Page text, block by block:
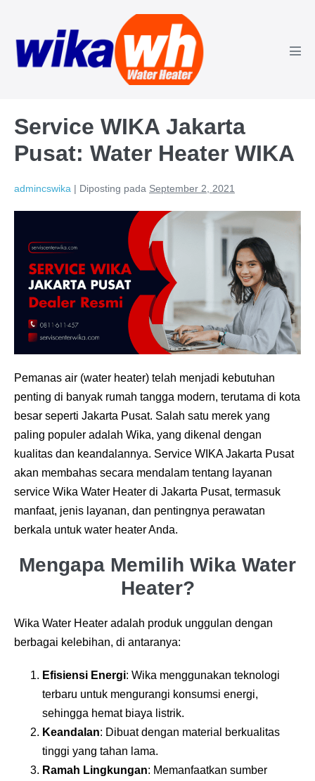
konten
Service WIKA Jakarta
Pusat: Water Heater WIKA
admincswika | Diposting pada September 2, 2021
Pemanas air (water heater) telah menjadi kebutuhan
penting di banyak rumah tangga modern, terutama di kota
besar seperti Jakarta Pusat. Salah satu merek yang
paling populer adalah Wika, yang dikenal dengan
kualitas dan keandalannya. Service WIKA Jakarta Pusat
akan membahas secara mendalam tentang layanan
service Wika Water Heater di Jakarta Pusat, termasuk
manfaat, jenis layanan, dan pentingnya perawatan
berkala untuk water heater Anda.
Mengapa Memilih Wika Water
Heater?
Wika Water Heater adalah produk unggulan dengan
berbagai kelebihan, di antaranya:
Efisiensi Energi: Wika menggunakan teknologi
terbaru untuk mengurangi konsumsi energi,
sehingga hemat biaya listrik.
Keandalan: Dibuat dengan material berkualitas
tinggi yang tahan lama.
Ramah Lingkungan: Memanfaatkan sumber